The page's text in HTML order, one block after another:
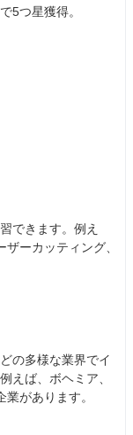
5つ星獲得。
できます。例え
ーカッティング、
の多様な業界でイ
えば、ボヘミア、
があります。